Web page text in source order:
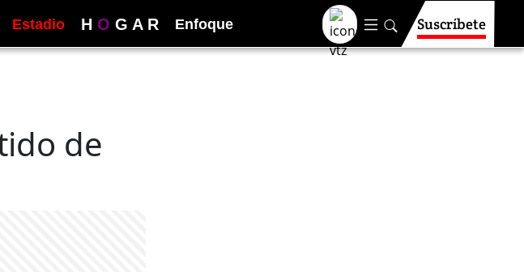
Estadio H O G A R Enfoque Suscríbete
de